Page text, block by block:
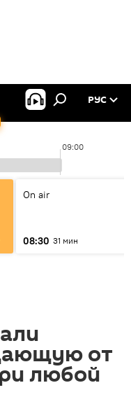
РУС
09:00
On air
08:30 31 мин
от
любой